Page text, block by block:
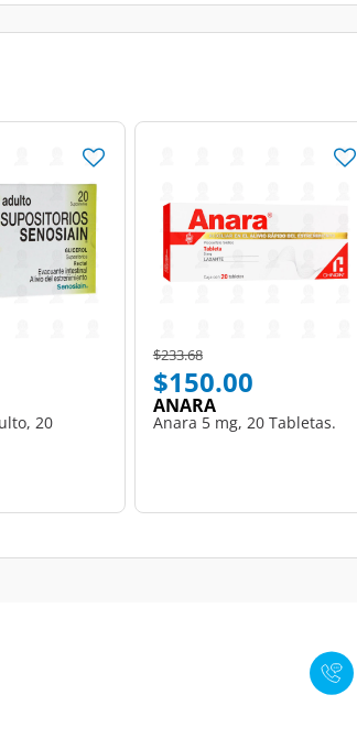
20
Price reduced from
$233.68to
$150.00
ANARA
Anara 5 mg, 20 Tabletas.